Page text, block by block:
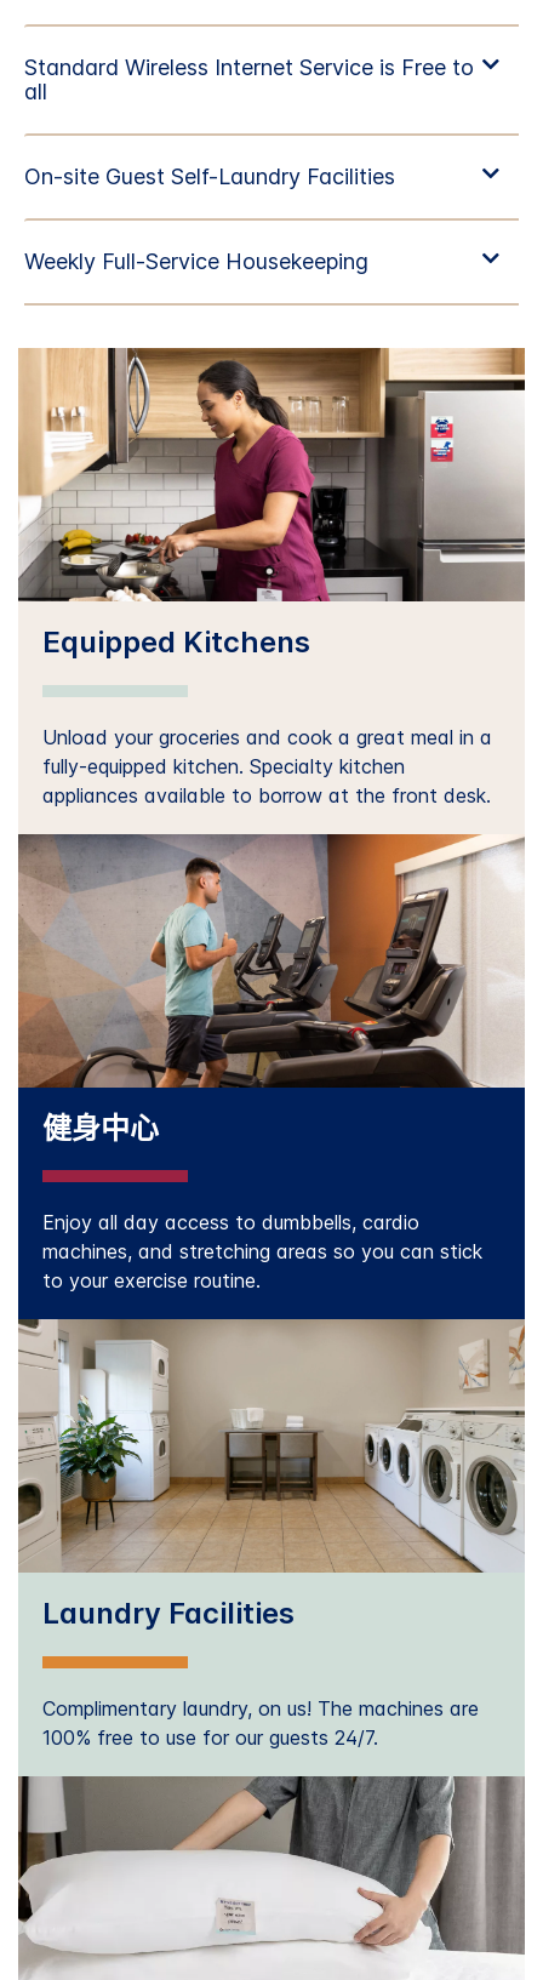
Equipped Kitchens
Unload your groceries and cook a great meal in a
fully-equipped kitchen. Specialty kitchen
appliances available to borrow at the front desk.
健身中心
Enjoy all day access to dumbbells, cardio
machines, and stretching areas so you can stick
to your exercise routine.
Laundry Facilities
Complimentary laundry, on us! The machines are
100% free to use for our guests 24/7.